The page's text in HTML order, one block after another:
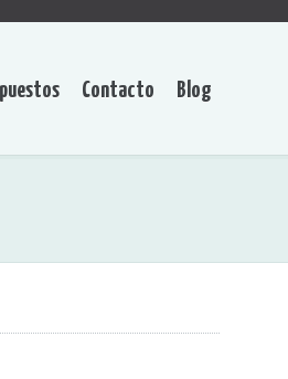
Contacto Blog